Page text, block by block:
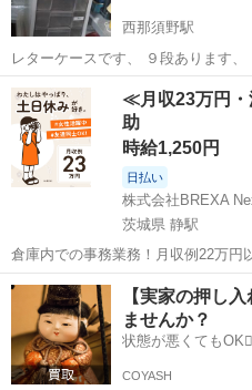
西那須野駅
レターケースです、 ９段あります、 ２９ｘ３５ｘ５８ A４サイズで９
栃木 那須塩原市 西那須野駅
≪月収23万円・
助
時給1,250円
日払い
株式会社BREXA
茨城県 静駅
倉庫内での事務業務！月収例22万
40代の男女活躍中！空調完備で快
OK◎無料駐車場完備！《茨城県常陸大宮市》 人気の
電子部品製造倉庫内の事務...
茨城 常陸大宮市 静駅
【実家の押し
ませんか？
状態が悪くても
COYASH